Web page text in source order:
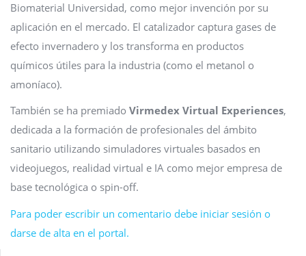
Biomaterial Universidad, como mejor invención por su
aplicación en el mercado. El catalizador captura gases de
efecto invernadero y los transforma en productos
químicos útiles para la industria (como el metanol o
amoníaco).
También se ha premiado Virmedex Virtual Experiences,
dedicada a la formación de profesionales del ámbito
sanitario utilizando simuladores virtuales basados en
videojuegos, realidad virtual e IA como mejor empresa de
base tecnológica o spin-off.
Para poder escribir un comentario debe iniciar sesión o
darse de alta en el portal.